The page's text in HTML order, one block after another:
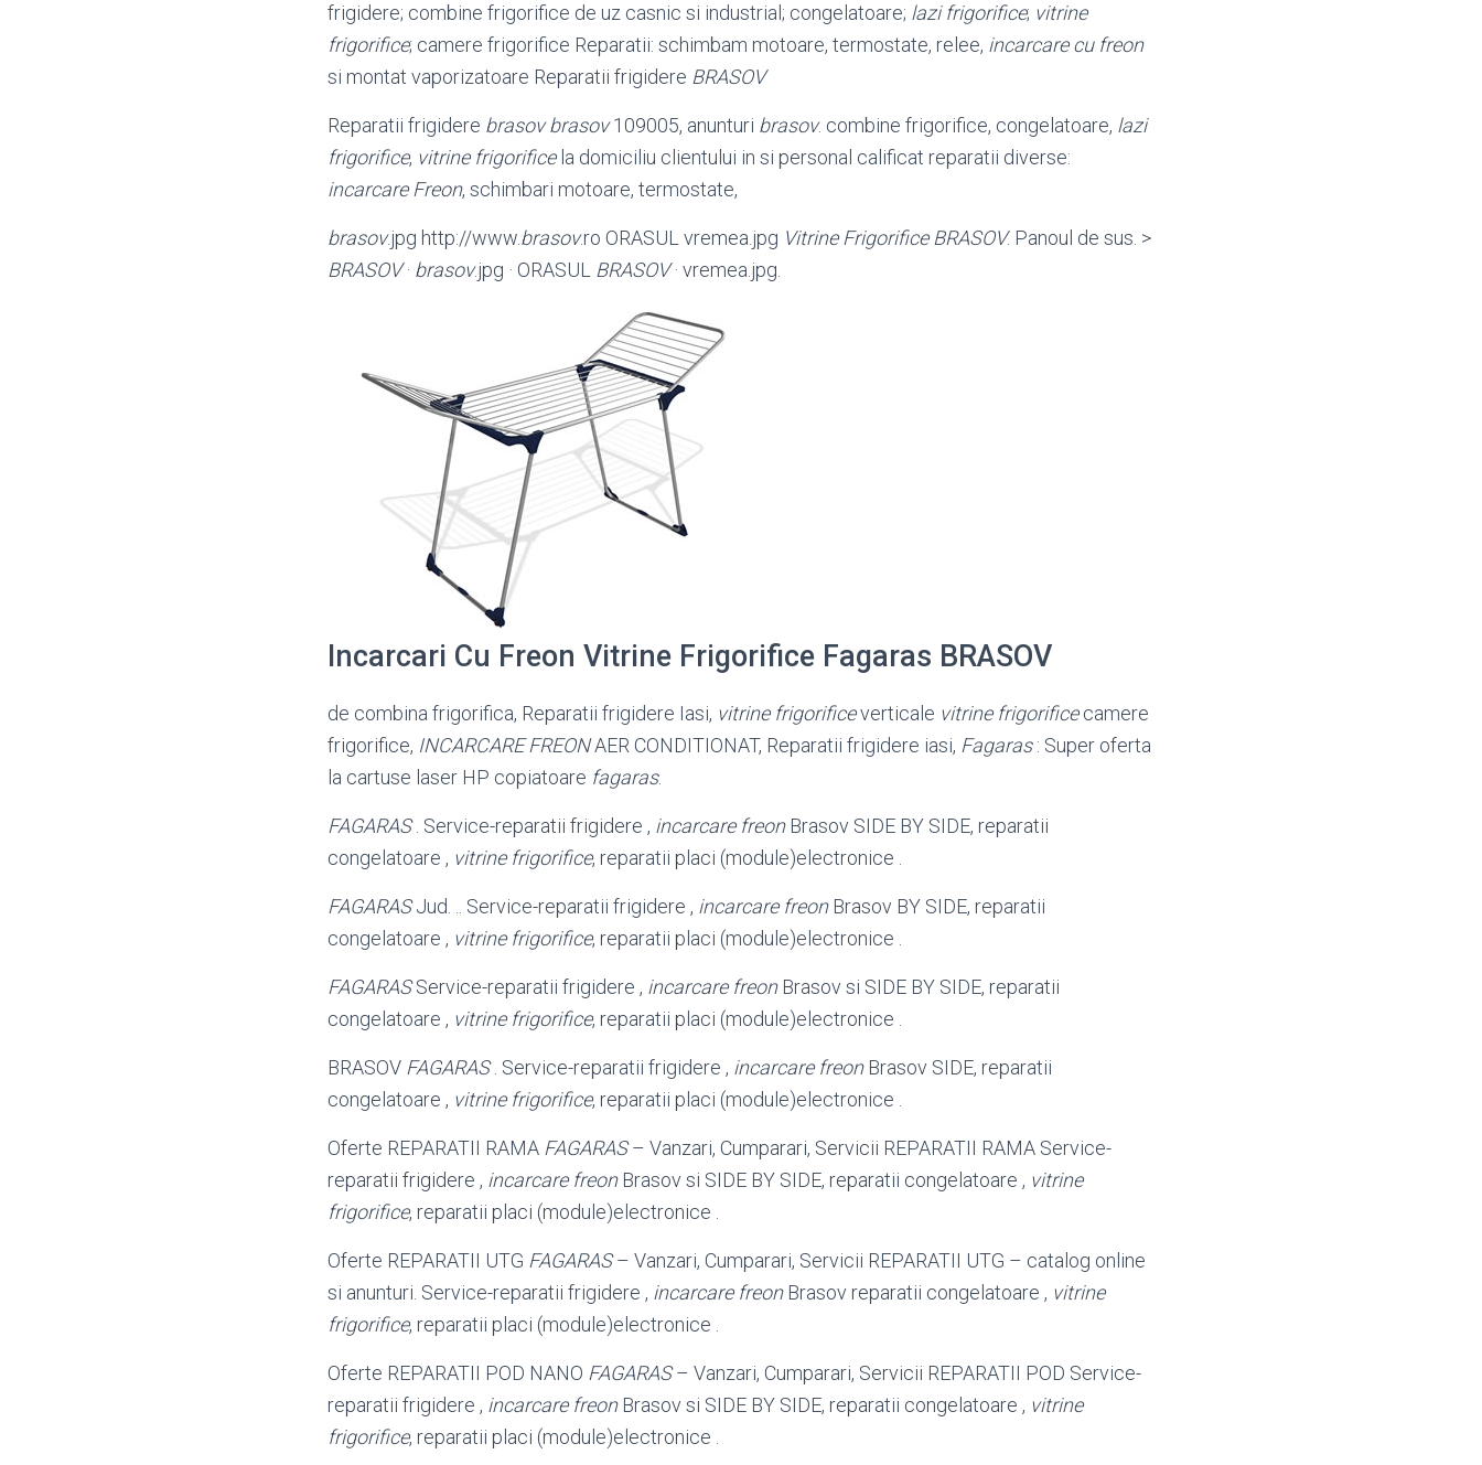
frigidere; combine frigorifice de uz casnic si industrial; congelatoare; lazi frigorifice; vitrine
frigorifice; camere frigorifice Reparatii: schimbam motoare, termostate, relee, incarcare cu freon
si montat vaporizatoare Reparatii frigidere BRASOV
Reparatii frigidere brasov brasov109005, anunturi brasov. combine frigorifice, congelatoare, lazi
frigorifice, vitrine frigorificela domiciliu clientului in si personal calificat reparatii diverse:
incarcare Freon, schimbari motoare, termostate,
brasov.jpg http://www.brasov.ro ORASUL vremea.jpg Vitrine Frigorifice BRASOV. Panoul de sus. >
BRASOV· brasov.jpg · ORASUL BRASOV· vremea. jpg.
Incarcari Cu Freon Vitrine Frigorifice Fagaras BRASOV
de combina frigorifica, Reparatii frigidere Iasi, vitrine frigorificeverticale vitrine frigorificecamere
frigorifice, INCARCARE FREONAER CONDITIONAT, Reparatii frigidere iasi, Fagaras: Super oferta
la cartuse laser HP copiatoare fagaras.
FAGARAS. Service-reparatii frigidere , incarcare freonBrasov SIDE BY SIDE, reparatii
congelatoare , vitrine frigorifice, reparatii placi (module)electronice .
FAGARASJud. .. Service-reparatii frigidere , incarcare freonBrasov BY SIDE, reparatii
congelatoare , vitrine frigorifice, reparatii placi (module)electronice .
FAGARASService-reparatii frigidere , incarcare freonBrasov si SIDE BY SIDE, reparatii
congelatoare , vitrine frigorifice, reparatii placi (module)electronice .
BRASOV FAGARAS. Service-reparatii frigidere , incarcare freonBrasov SIDE, reparatii
congelatoare , vitrine frigorifice, reparatii placi (module)electronice .
Oferte REPARATII RAMA FAGARAS– Vanzari, Cumparari, Servicii REPARATII RAMA Service-
reparatii frigidere , incarcare freonBrasov si SIDE BY SIDE, reparatii congelatoare , vitrine
frigorifice, reparatii placi (module)electronice .
Oferte REPARATII UTG FAGARAS– Vanzari, Cumparari, Servicii REPARATII UTG – catalog online
si anunturi. Service-reparatii frigidere , incarcare freonBrasov reparatii congelatoare , vitrine
frigorifice, reparatii placi (module)electronice .
Oferte REPARATII POD NANO FAGARAS– Vanzari, Cumparari, Servicii REPARATII POD Service-
reparatii frigidere , incarcare freonBrasov si SIDE BY SIDE, reparatii congelatoare , vitrine
frigorifice, reparatii placi (module)electronice .